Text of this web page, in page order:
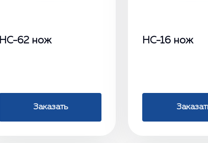
НС-62 нож
Заказать
НС-16 нож